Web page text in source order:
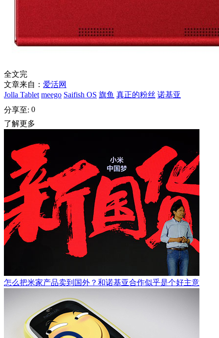
全文完
文章来自： 爱活网
Jolla Tablet meego Saifish OS 旗鱼 真正的粉丝 诺基亚
分享至: 0
了解更多
怎么把米家产品卖到国外？和诺基亚合作似乎是个好主意